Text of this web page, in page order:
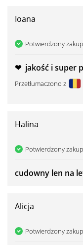
Ioana
Potwierdzony zakup
❤ ️ jakość i super
Przetłumaczono z
Halina
Potwierdzony zakup
cudowny len na
Alicja
Potwierdzony zakup